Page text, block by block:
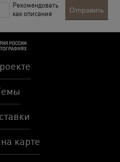
Рекомендовать
как описание
Отправить
карте